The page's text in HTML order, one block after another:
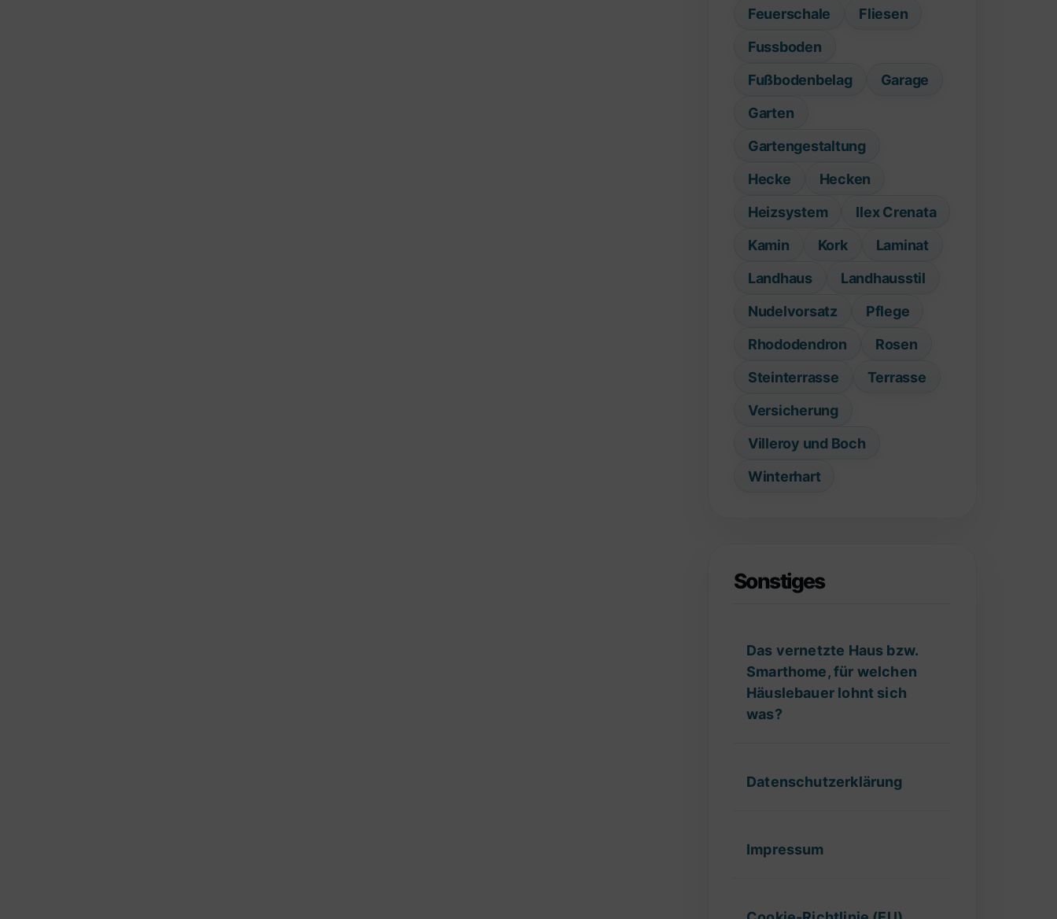
Feuerschale
Fliesen
Fussboden
Fußbodenbelag
Garage
Garten
Gartengestaltung
Hecke
Hecken
Heizsystem
Ilex Crenata
Kamin
Kork
Laminat
Landhaus
Landhausstil
Nudelvorsatz
Pflege
Rhododendron
Rosen
Steinterrasse
Terrasse
Versicherung
Villeroy und Boch
Winterhart
Sonstiges
Das vernetzte Haus bzw.
Smarthome, für welchen
Häuslebauer lohnt sich
was?
Datenschutzerklärung
Impressum